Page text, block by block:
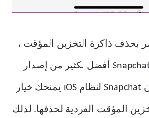
بحذف ذاكرة التخزين المؤقت ،
فإن تطبيق Snapchat iOS أفضل بكثير من إصدار
Android. هذا لأن Snapchat لنظام iOS يمنحك خيار
المؤقت الفردية لحذفها. لذلك